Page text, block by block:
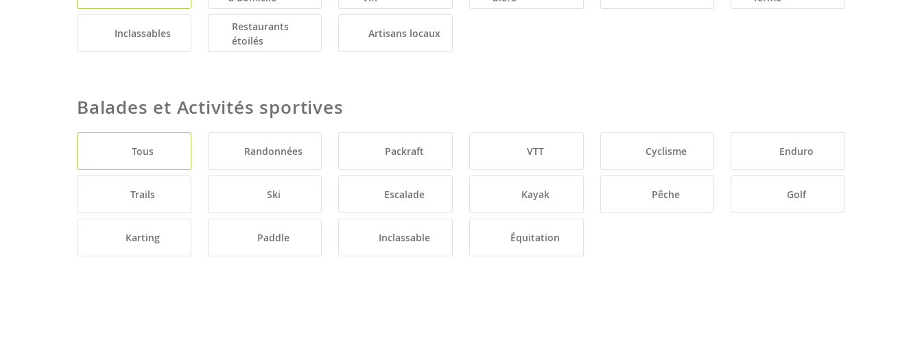
Inclassables
Restaurants
étoilés
Artisans locaux
Balades et Activités sportives
Tous Randonnées Packraft VTT Cyclisme Enduro
Trails Ski Escalade Kayak Pêche Golf
Karting Paddle Inclassable Équitation